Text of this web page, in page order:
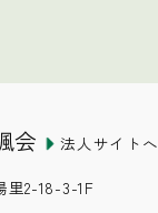
会
法人サイトへ
里2-18-3-1F